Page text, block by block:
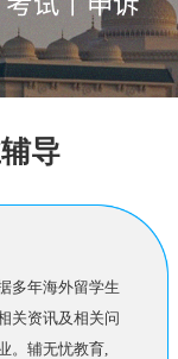
导
多年海外留学生
关资讯及相关问
。辅无忧教育,